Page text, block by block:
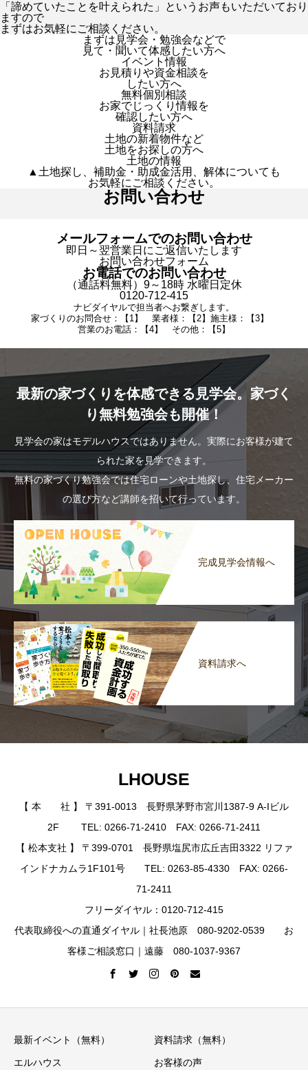
「諦めていたことを叶えられた」というお声もいただいており
ますので
まずはお気軽にご相談ください。
まずは見学会・勉強会などで
見て・聞いて体感したい方へ
イベント情報
お見積りや資金相談を
したい方へ
無料個別相談
お家でじっくり情報を
確認したい方へ
資料請求
土地の新着物件など
土地をお探しの方へ
土地の情報
▲土地探し、補助金・助成金活用、解体についても
お気軽にご相談ください。
お問い合わせ
メールフォームでのお問い合わせ
即日～翌営業日にご返信いたします
お問い合わせフォーム
お電話でのお問い合わせ
（通話料無料）9～18時 水曜日定休
0120-712-415
ナビダイヤルで担当者へお繋ぎします。
家づくりのお問合せ：【1】 業者様：【2】施主様：【3】
営業のお電話：【4】 その他：【5】
最新の家づくりを体感できる見学会。家づく
り無料勉強会も開催！
見学会の家はモデルハウスではありません。実際にお客様が建て
られた家を見学できます。
無料の家づくり勉強会では住宅ローンや土地探し、住宅メーカー
の選び方など講師を招いて行っています。
完成見学会情報へ
資料請求へ
LHOUSE
【 本 社 】 〒391-0013 長野県茅野市宮川1387-9 A-Iビル
2F TEL: 0266-71-2410 FAX: 0266-71-2411
【 松本支社 】 〒399-0701 長野県塩尻市広丘吉田3322 リファ
インドナカムラ1F101号 TEL: 0263-85-4330 FAX: 0266-
71-2411
フリーダイヤル：0120-712-415
代表取締役への直通ダイヤル｜社長池原 080-9202-0539 お
客様ご相談窓口｜遠藤 080-1037-9367
最新イベント（無料） 資料請求（無料）
エルハウス お客様の声